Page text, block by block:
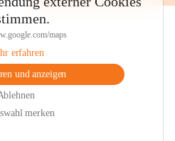
maps
erfahren
und anzeigen
merken